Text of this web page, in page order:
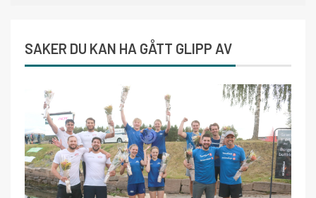
SAKER DU KAN HA GÅTT GLIPP AV